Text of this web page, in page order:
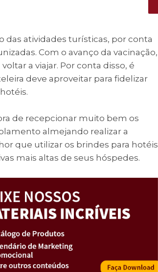
atividades turísticas, por conta
Com o avanço da vacinação,
a viajar. Por conta disso, é
deve aproveitar para fidelizar
de recepcionar muito bem os
almejando realizar a
que utilizar os brindes para hotéis
mais altas de seus hóspedes.